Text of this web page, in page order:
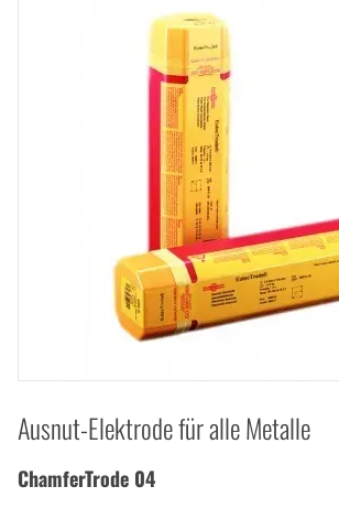
Ausnut-Elektrode für alle Metalle
ChamferTrode 04